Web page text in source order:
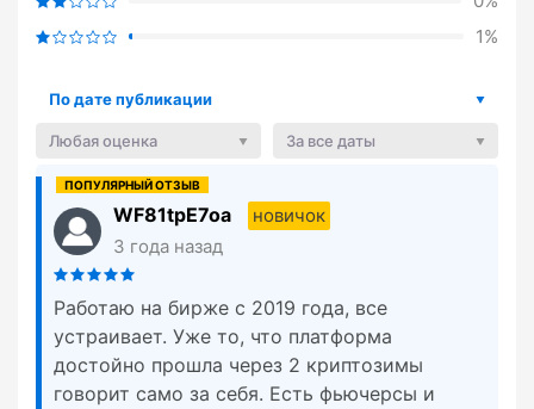
1%
По дате публикации
Любая оценка За все даты
WF81tpE7oa
новичок
3 года назад
Работаю на бирже с 2019 года, все
устраивает. Уже то, что платформа
достойно прошла через 2 криптозимы
говорит само за себя. Есть фьючерсы и